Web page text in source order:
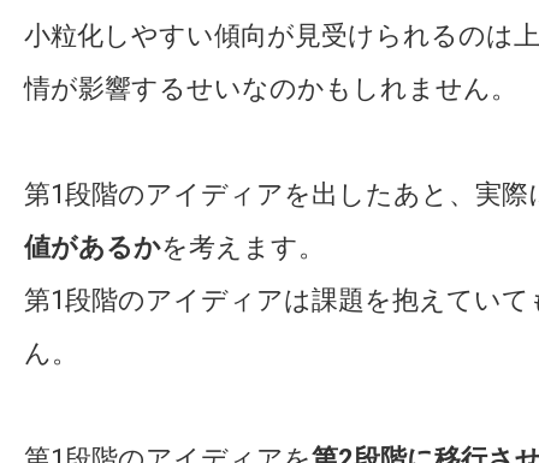
小粒化しやすい傾向が見受けられるのは
情が影響するせいなのかもしれません。
第1段階のアイディアを出したあと、実際
値があるかを考えます。
第1段階のアイディアは課題を抱えてい
ん。